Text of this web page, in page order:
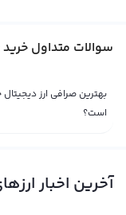
سوالات متداول
بهترین صرافی ارز
است؟
آخرین اخبار